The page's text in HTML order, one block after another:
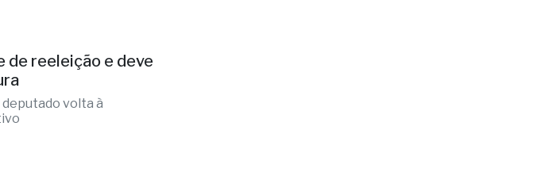
de reeleição e deve
volta à